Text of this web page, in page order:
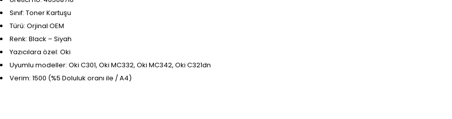
Sınıf: Toner Kartuşu
Türü: Orjinal OEM
Renk: Black – Siyah
Yazıcılara özel: Oki
Uyumlu modeller: Oki C301, Oki MC332, Oki MC342, Oki C321dn
Verim: 1500 (%5 Doluluk oranı ile / A4)